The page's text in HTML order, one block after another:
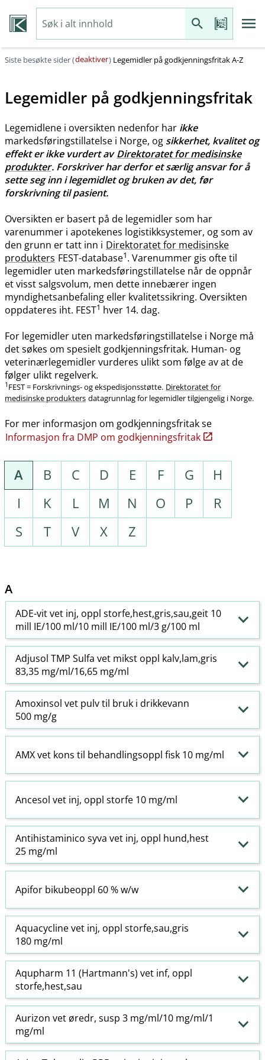
Siste besøkte sider (deaktiver) Legemidler på godkjenningsfritak A-Z
Legemidler på godkjenningsfritak
Legemidlene i oversikten nedenfor har ikke
markedsføringstillatelse i Norge, og sikkerhet, kvalitet og
effekt er ikke vurdert avDirektoratet for medisinske
produkter. Forskriver har derfor et særlig ansvar for å
sette seg inn i legemidlet og bruken av det, før
forskrivning til pasient.
Oversikten er basert på de legemidler som har
varenummer i apotekenes logistikksystemer, og som av
den grunn er tatt inn i Direktoratet for medisinske
produkters FEST-database1. Varenummer gis ofte til
legemidler uten markedsføringstillatelse når de oppnår
et visst salgsvolum, men dette innebærer ingen
myndighetsanbefaling eller kvalitetssikring. Oversikten
oppdateres iht. FEST1 hver 14. dag.
For legemidler uten markedsføringstillatelse i Norge må
det søkes om spesielt godkjenningsfritak. Human- og
veterinærlegemidler vurderes ulikt som følge av at de
følger ulikt regelverk.
1 FEST = Forskrivnings- og ekspedisjonsstøtte. Direktoratet for
medisinske produkters datagrunnlag for legemidler tilgjengelig i Norge.
For mer informasjon om godkjenningsfritak se
Informasjon fra DMP om godkjenningsfritak
A B C D E F G
H
I
K L M N O P
R
S
T V X Z
A
ADE-vit vet inj, oppl storfe,hest,gris,sau,geit 10
mill IE/100 ml/10 mill IE/100 ml/3 g/100 ml
Adjusol TMP Sulfa vet mikst oppl kalv,lam,gris
83,35 mg/ml/16,65 mg/ml
Amoxinsol vet pulv til bruk i drikkevann
500 mg/g
AMX vet kons til behandlingsoppl fisk 10 mg/ml
Ancesol vet inj, oppl storfe 10 mg/ml
Antihistaminico syva vet inj, oppl hund,hest
25 mg/ml
Apifor bikubeoppl 60 % w​/​w
Aquacycline vet inj, oppl storfe,sau,gris
180 mg/ml
Aqupharm 11 (Hartmann's) vet inf, oppl
storfe,hest,sau
Aurizon vet øredr, susp 3 mg/ml/10 mg/ml/1
mg/ml